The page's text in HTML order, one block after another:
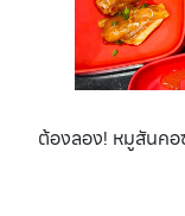
ต้องลอง! หมูสันคอ